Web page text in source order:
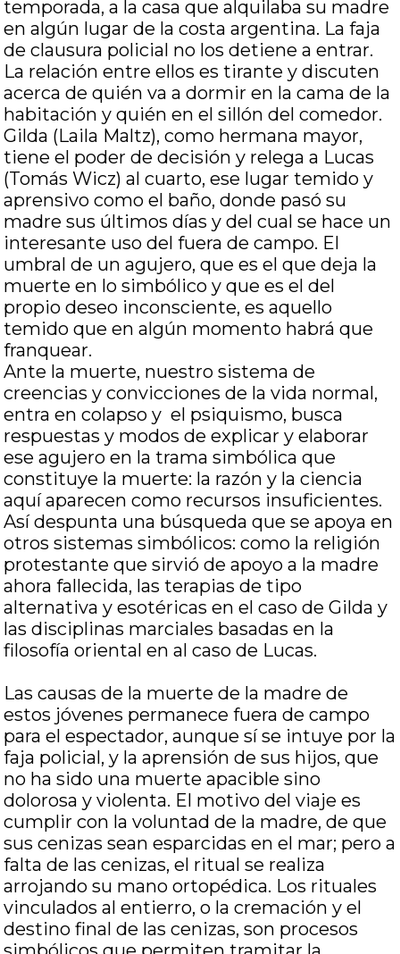
temporada, a la casa que alquilaba su madre
en algún lugar de la costa argentina. La faja
de clausura policial no los detiene a entrar.
La relación entre ellos es tirante y discuten
acerca de quién va a dormir en la cama de la
habitación y quién en el sillón del comedor.
Gilda (Laila Maltz), como hermana mayor,
tiene el poder de decisión y relega a Lucas
(Tomás Wicz) al cuarto, ese lugar temido y
aprensivo como el baño, donde pasó su
madre sus últimos días y del cual se hace un
interesante uso del fuera de campo. El
umbral de un agujero, que es el que deja la
muerte en lo simbólico y que es el del
propio deseo inconsciente, es aquello
temido que en algún momento habrá que
franquear.
Ante la muerte, nuestro sistema de
creencias y convicciones de la vida normal,
entra en colapso y el psiquismo, busca
respuestas y modos de explicar y elaborar
ese agujero en la trama simbólica que
constituye la muerte: la razón y la ciencia
aquí aparecen como recursos insuficientes.
Así despunta una búsqueda que se apoya en
otros sistemas simbólicos: como la religión
protestante que sirvió de apoyo a la madre
ahora fallecida, las terapias de tipo
alternativa y esotéricas en el caso de Gilda y
las disciplinas marciales basadas en la
filosofía oriental en al caso de Lucas.
Las causas de la muerte de la madre de
estos jóvenes permanece fuera de campo
para el espectador, aunque sí se intuye por la
faja policial, y la aprensión de sus hijos, que
no ha sido una muerte apacible sino
dolorosa y violenta. El motivo del viaje es
cumplir con la voluntad de la madre, de que
sus cenizas sean esparcidas en el mar; pero a
falta de las cenizas, el ritual se realiza
arrojando su mano ortopédica. Los rituales
vinculados al entierro, o la cremación y el
destino final de las cenizas, son procesos